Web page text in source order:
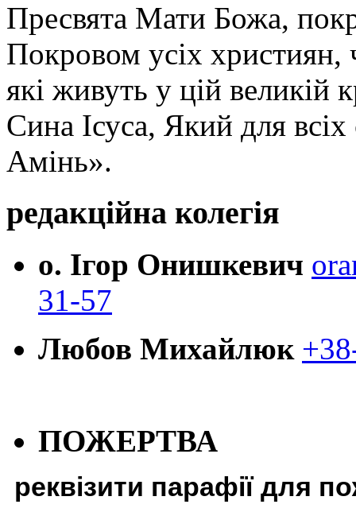
Пресвята Мати Божа,
Покровом усіх християн,
які живуть у цій великій
Сина Ісуса, Який для
Амінь».
редакційна колегія
о. Ігор Онишкевич
31-57
Любов Михайлюк
ПОЖЕРТВА
реквізити парафії для